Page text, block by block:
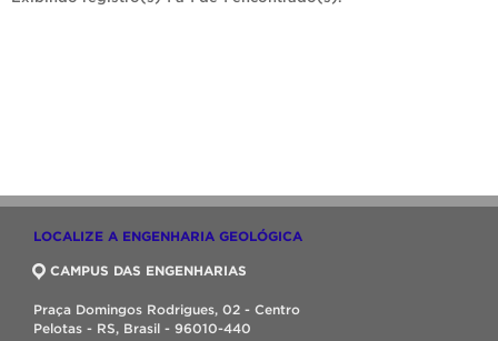
LOCALIZE A ENGENHARIA GEOLÓGICA
CAMPUS DAS ENGENHARIAS
Praça Domingos Rodrigues, 02 - Centro
Pelotas - RS, Brasil - 96010-440